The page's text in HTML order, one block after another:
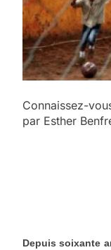
Connaissez-
par Esther
Depuis soixante